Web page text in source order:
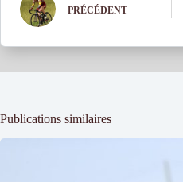
PRÉCÉDENT
Publications similaires